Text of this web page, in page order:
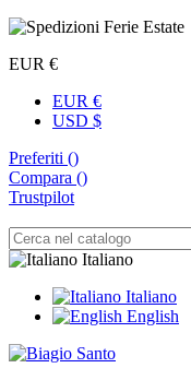
EUR €
EUR €
USD $
Preferiti ()
Compara ()
Trustpilot
Italiano
Italiano
English